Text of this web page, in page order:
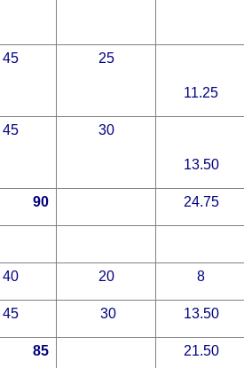
45 25
11.25
45 30
13.50
90 24.75
40 20 8
45 30 13.50
85 21.50